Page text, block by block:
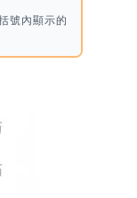
號內顯示的